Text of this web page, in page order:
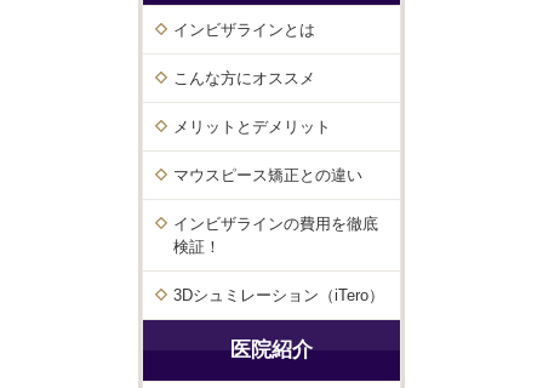
インビザラインとは
こんな方にオススメ
メリットとデメリット
マウスピース矯正との違い
インビザラインの費用を徹底
検証！
3Dシュミレーション（iTero）
医院紹介